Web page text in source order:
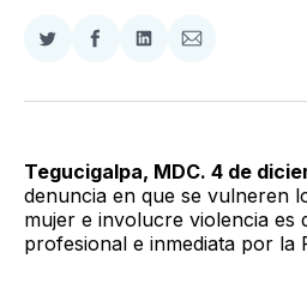
Compartir
Twitter
Compartir
Facebook
Compartir
LinkedIn
Compartir
Email
Tegucigalpa, MDC. 4 de
denuncia en que se vulneren
mujer e involucre violencia es
profesional e inmediata por la